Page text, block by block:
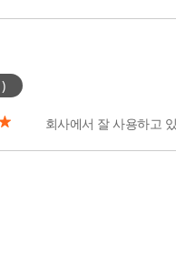
)
회사에서 잘 사용하고